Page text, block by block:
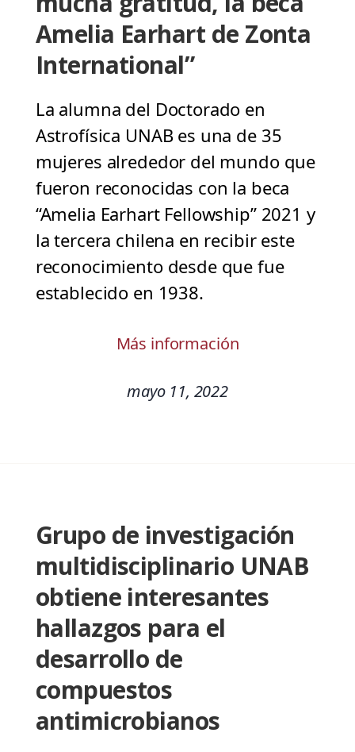
Amelia Earhart de Zonta
International”
La alumna del Doctorado en
Astrofísica UNAB es una de 35
mujeres alrededor del mundo que
fueron reconocidas con la beca
“Amelia Earhart Fellowship” 2021 y
la tercera chilena en recibir este
reconocimiento desde que fue
establecido en 1938.
Más información
mayo 11, 2022
Grupo de investigación
multidisciplinario UNAB
obtiene interesantes
hallazgos para el
desarrollo de
compuestos
antimicrobianos